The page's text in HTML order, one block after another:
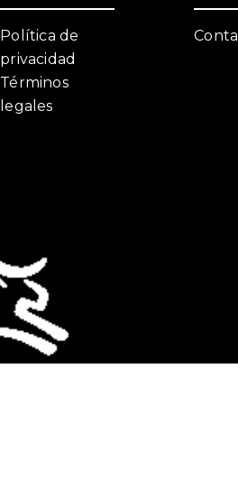
Política de
privacidad
Términos
legales